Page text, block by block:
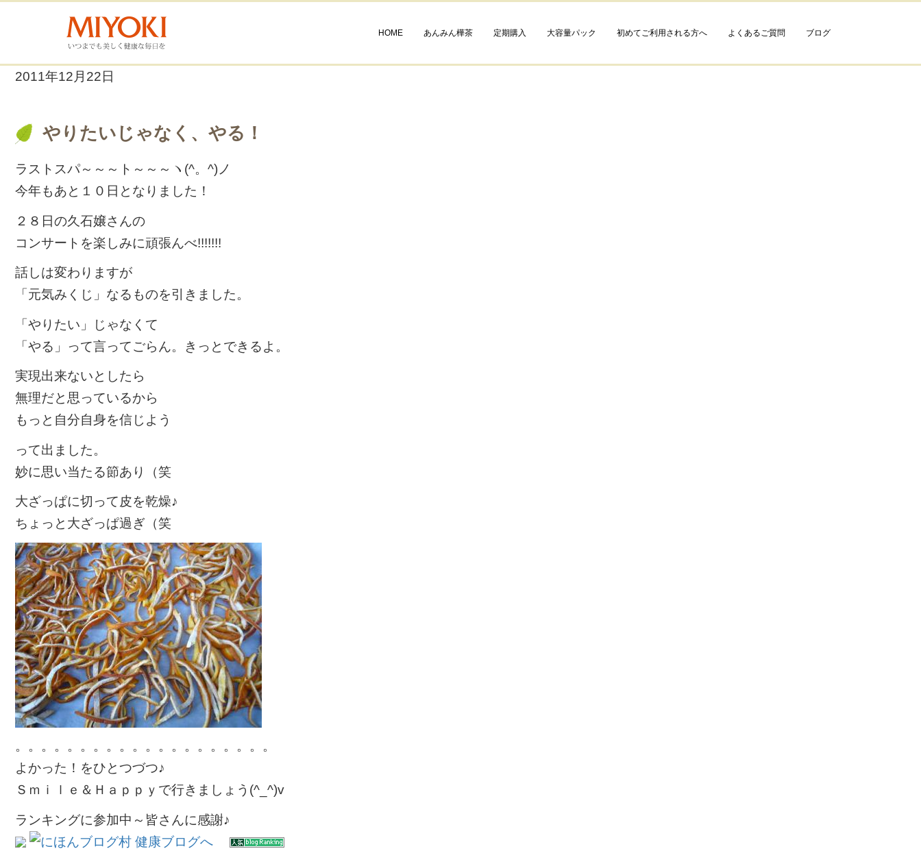
HOME あんみん樺茶 定期購入 大容量パック 初めてご利用される方へ よくあるご質問 ブログ
2011年12月22日
やりたいじゃなく、やる！
ラストスパ～～～ト～～～ヽ(^。^)ノ
今年もあと１０日となりました！
２８日の久石嬢さんの
コンサートを楽しみに頑張んべ!!!!!!!
話しは変わりますが
「元気みくじ」なるものを引きました。
「やりたい」じゃなくて
「やる」って言ってごらん。きっとできるよ。
実現出来ないとしたら
無理だと思っているから
もっと自分自身を信じよう
って出ました。
妙に思い当たる節あり（笑
大ざっぱに切って皮を乾燥♪
ちょっと大ざっぱ過ぎ（笑
。。。。。。。。。。。。。。。。。。。。
よかった！をひとつづつ♪
Ｓｍｉｌｅ＆Ｈａｐｐｙで行きましょう(^_^)v
ランキングに参加中～皆さんに感謝♪